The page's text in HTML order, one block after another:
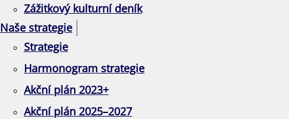
Zážitkový kulturní deník
Naše strategie
Strategie
Harmonogram strategie
Akční plán 2023+
Akční plán 2025–2027